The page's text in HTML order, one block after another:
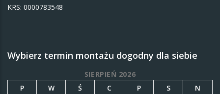
KRS: 0000783548
Wybierz termin montażu dogodny dla siebie
SIERPIEŃ 2026
P
W Ś C P S
N